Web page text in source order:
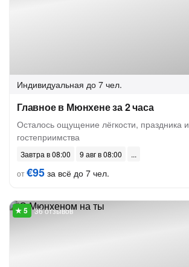
Индивидуальная до 7 чел.
Главное в Мюнхене за 2 часа
Осталось ощущение лёгкости, праздника и
гостеприимства
Завтра в 08:00
9 авг в 08:00
от€95 за всё до 7 чел.
36 отзывов